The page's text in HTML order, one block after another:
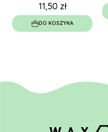
11,50 zł
DO KOSZYKA